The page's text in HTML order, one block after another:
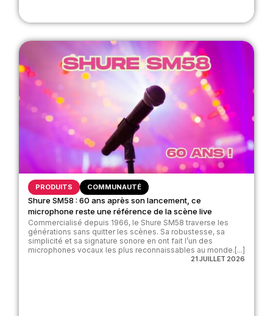
PRODUITS COMMUNAUTÉ
Shure SM58 : 60 ans après son lancement, ce
microphone reste une référence de la scène live
Commercialisé depuis 1966, le Shure SM58 traverse les
générations sans quitter les scènes. Sa robustesse, sa
simplicité et sa signature sonore en ont fait l’un des
microphones vocaux les plus reconnaissables au monde.[...]
21 JUILLET 2026